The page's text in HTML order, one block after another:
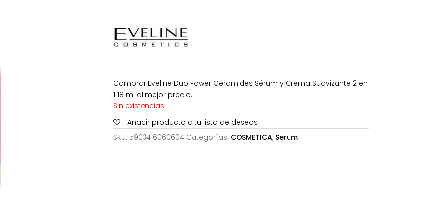
Comprar Eveline Duo Power Ceramides Sérum y Crema Suavizante 2 en
1 18 ml al mejor precio.
Sin existencias
Añadir producto a tu lista de deseos
SKU: 5903416060604 Categorías: COSMETICA, Serum